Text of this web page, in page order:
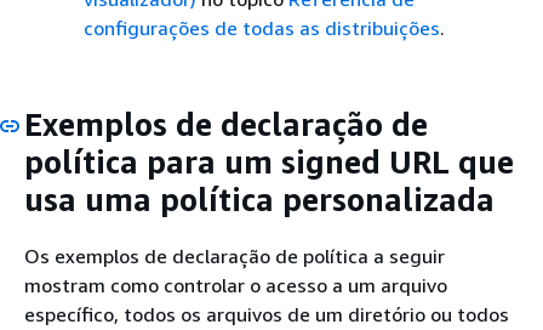
configurações de todas as distribuições.
Exemplos de declaração de
política para um signed URL que
usa uma política personalizada
Os exemplos de declaração de política a seguir
mostram como controlar o acesso a um arquivo
específico, todos os arquivos de um diretório ou todos